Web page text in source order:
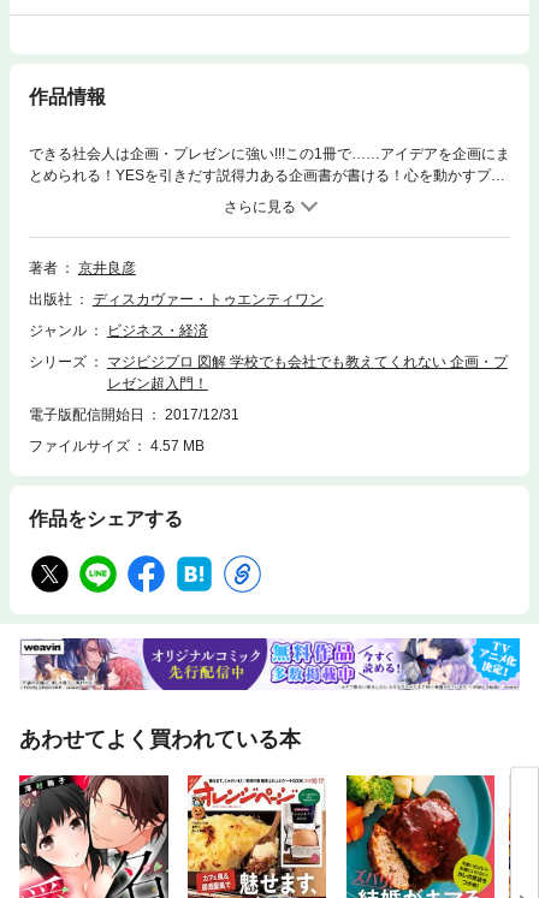
作品情報
できる社会人は企画・プレゼンに強い!!!この1冊で……アイデアを企画にま
とめられる！YESを引きだす説得力ある企画書が書ける！心を動かすプレ
ゼンができる！相手に刺さる「書き方」「話し方」のコツが60分でわか
る！「はい、分かりました、えーと、では次回、企画の提案をさせていた
だきます……ええ大丈夫です……たぶん……」企画や企画書の作成、プレ
ゼンテーションを、なんとなく成りゆき上、引き受けてしまったものの、
るような、いないような……そんな不安を抱えていませんか？社会人にな
ると遅かれ早かれ、こうした場面に出くわすことになります。あなたに与
ても、まずはこの本を読んで基本を知ることが「面白い企画、企画書、プ
レゼン」への近道です。
著者
京井良彦
出版社
ディスカヴァー・トゥエンティワン
ジャンル
ビジネス・経済
シリーズ
マジビジプロ 図解 学校でも会社でも教えてくれない 企画・プ
レゼン超入門！
電子版配信開始日
2017/12/31
ファイルサイズ
4.57 MB
作品をシェアする
あわせてよく買われている本